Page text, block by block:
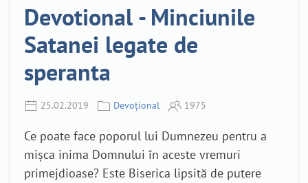
Devotional - Minciunile
Satanei legate de
speranta
25.02.2019 Devoțional 1975
Ce poate face poporul lui Dumnezeu pentru a
mișca inima Domnului în aceste vremuri
primejdioase? Este Biserica lipsită de putere